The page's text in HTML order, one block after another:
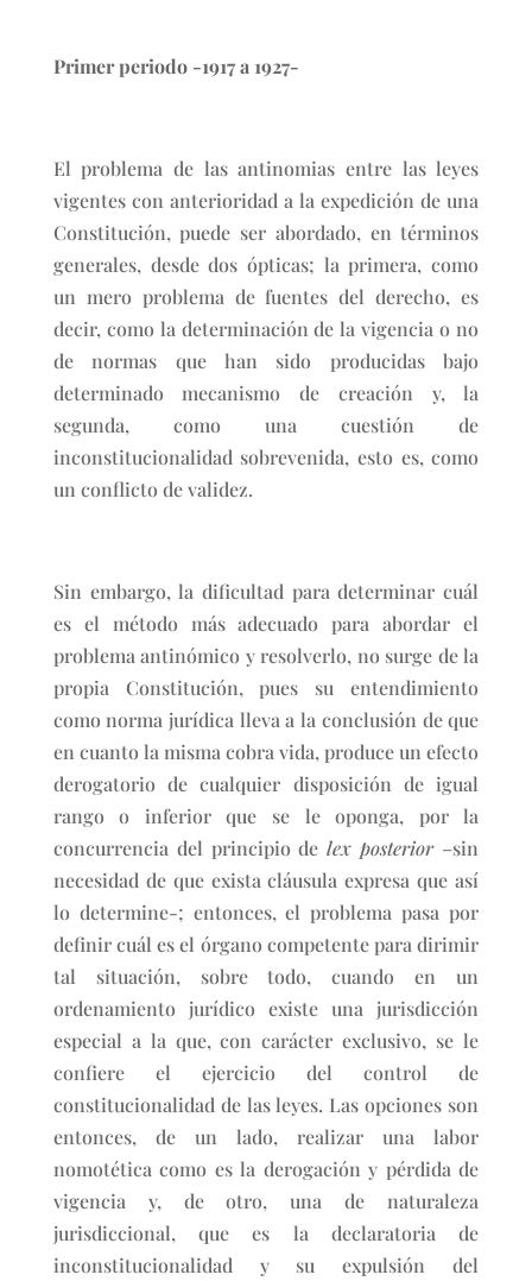
Primer periodo -1917 a 1927-
El problema de las antinomias entre las leyes
vigentes con anterioridad a la expedición de una
Constitución, puede ser abordado, en términos
generales, desde dos ópticas; la primera, como
un mero problema de fuentes del derecho, es
decir, como la determinación de la vigencia o no
de normas que han sido producidas bajo
determinado mecanismo de creación y, la
segunda, como una cuestión de
inconstitucionalidad sobrevenida, esto es, como
un conflicto de validez.
Sin embargo, la dificultad para determinar cuál
es el método más adecuado para abordar el
problema antinómico y resolverlo, no surge de la
propia Constitución, pues su entendimiento
como norma jurídica lleva a la conclusión de que
en cuanto la misma cobra vida, produce un efecto
derogatorio de cualquier disposición de igual
rango o inferior que se le oponga, por la
concurrencia del principio delex posterior–sin
necesidad de que exista cláusula expresa que así
lo determine-; entonces, el problema pasa por
definir cuál es el órgano competente para dirimir
tal situación, sobre todo, cuando en un
ordenamiento jurídico existe una jurisdicción
especial a la que, con carácter exclusivo, se le
confiere el ejercicio del control de
constitucionalidad de las leyes. Las opciones son
entonces, de un lado, realizar una labor
nomotética como es la derogación y pérdida de
vigencia y, de otro, una de naturaleza
jurisdiccional, que es la declaratoria de
inconstitucionalidad y su expulsión del